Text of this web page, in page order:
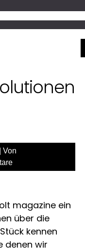
| Von
magazine ein
über die
kennen
denen wir